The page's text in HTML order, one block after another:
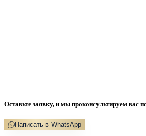
Оставьте заявку, и мы проконсультируем вас
Написать в WhatsApp